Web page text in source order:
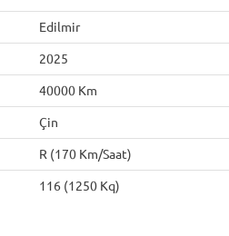
Edilmir
2025
40000 Km
Çin
R (170 Km/saat)
116 (1250 Kq)